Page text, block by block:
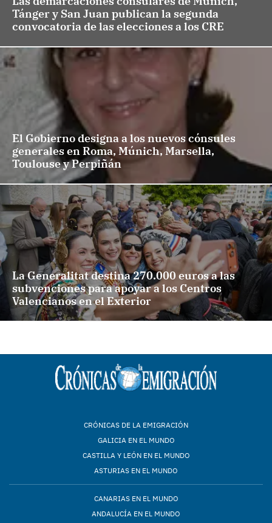
Tánger y San Juan publican la segunda
convocatoria de las elecciones a los CRE
El Gobierno designa a los nuevos cónsules
generales en Roma, Múnich, Marsella,
Toulouse y Perpiñán
La Generalitat destina 270.000 euros a las
subvenciones para apoyar a los Centros
Valencianos en el Exterior
CRÓNICAS DE LA EMIGRACIÓN
GALICIA EN EL MUNDO
CASTILLA Y LEÓN EN EL MUNDO
ASTURIAS EN EL MUNDO
CANARIAS EN EL MUNDO
ANDALUCÍA EN EL MUNDO